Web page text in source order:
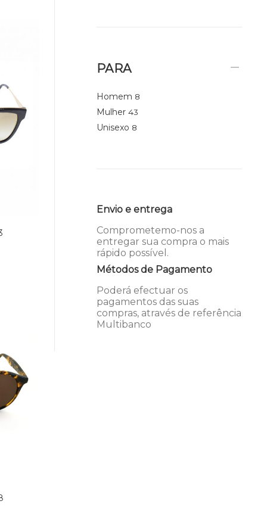
PARA
Homem 8
Mulher 43
Unisexo 8
Envio e entrega
Comprometemo-nos a
entregar sua compra o mais
rápido possível.
Métodos de Pagamento
Poderá efectuar os
pagamentos das suas
compras, através de referência
Multibanco